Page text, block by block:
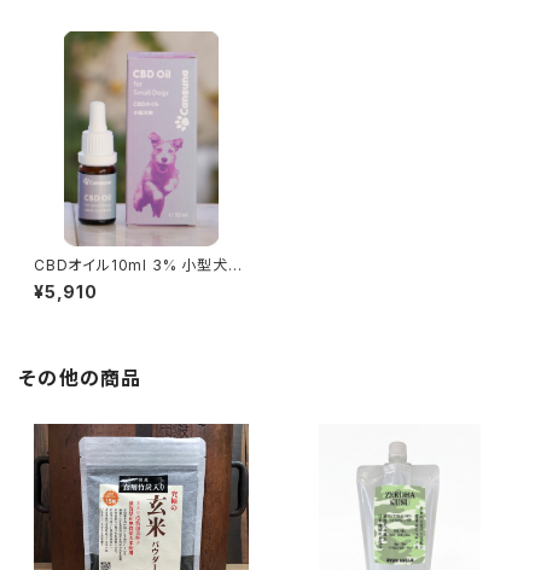
CBDオイル10ml 3% 小型犬
用 CBD300mg配合/約250
滴
¥5,910
その他の商品